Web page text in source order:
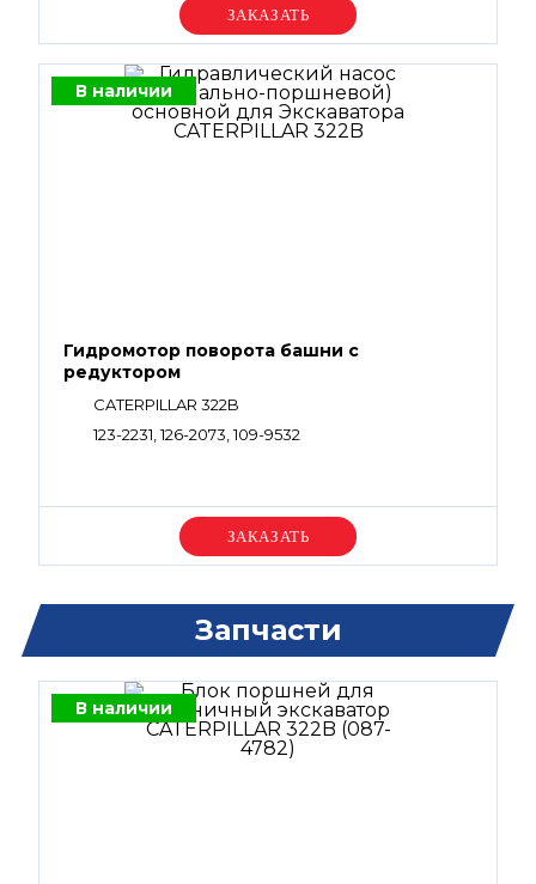
Уточняйте цену
В наличии
Гидромотор поворота башни с
редуктором
CATERPILLAR 322B
123-2231, 126-2073, 109-9532
Уточняйте цену
Запчасти
В наличии